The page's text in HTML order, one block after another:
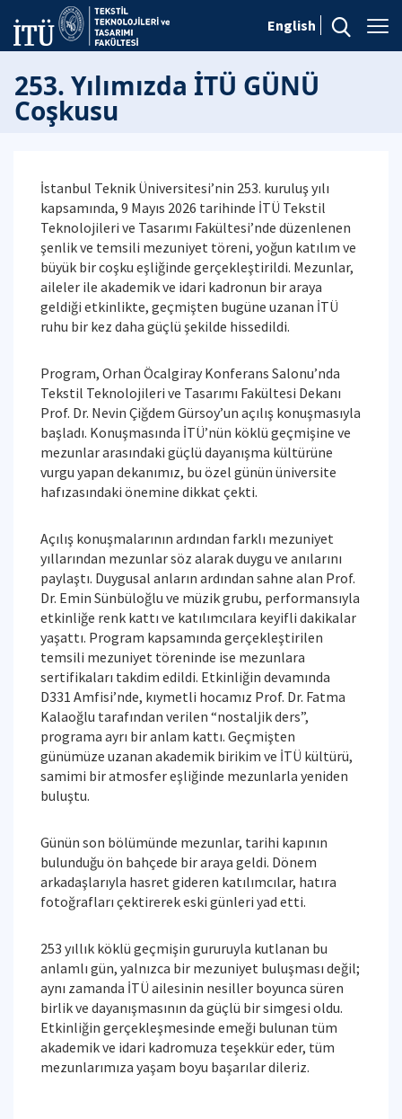
English
253. Yılımızda İTÜ GÜNÜ
Coşkusu
İstanbul Teknik Üniversitesi’nin 253. kuruluş yılı
kapsamında, 9 Mayıs 2026 tarihinde İTÜ Tekstil
Teknolojileri ve Tasarımı Fakültesi’nde düzenlenen
şenlik ve temsili mezuniyet töreni, yoğun katılım ve
büyük bir coşku eşliğinde gerçekleştirildi. Mezunlar,
aileler ile akademik ve idari kadronun bir araya
geldiği etkinlikte, geçmişten bugüne uzanan İTÜ
ruhu bir kez daha güçlü şekilde hissedildi.
Program, Orhan Öcalgiray Konferans Salonu’nda
Tekstil Teknolojileri ve Tasarımı Fakültesi Dekanı
Prof. Dr. Nevin Çiğdem Gürsoy’un açılış konuşmasıyla
başladı. Konuşmasında İTÜ’nün köklü geçmişine ve
mezunlar arasındaki güçlü dayanışma kültürüne
vurgu yapan dekanımız, bu özel günün üniversite
hafızasındaki önemine dikkat çekti.
Açılış konuşmalarının ardından farklı mezuniyet
yıllarından mezunlar söz alarak duygu ve anılarını
paylaştı. Duygusal anların ardından sahne alan Prof.
Dr. Emin Sünbüloğlu ve müzik grubu, performansıyla
etkinliğe renk kattı ve katılımcılara keyifli dakikalar
yaşattı. Program kapsamında gerçekleştirilen
temsili mezuniyet töreninde ise mezunlara
sertifikaları takdim edildi. Etkinliğin devamında
D331 Amfisi’nde, kıymetli hocamız Prof. Dr. Fatma
Kalaoğlu tarafından verilen “nostaljik ders”,
programa ayrı bir anlam kattı. Geçmişten
günümüze uzanan akademik birikim ve İTÜ kültürü,
samimi bir atmosfer eşliğinde mezunlarla yeniden
buluştu.
Günün son bölümünde mezunlar, tarihi kapının
bulunduğu ön bahçede bir araya geldi. Dönem
arkadaşlarıyla hasret gideren katılımcılar, hatıra
fotoğrafları çektirerek eski günleri yad etti.
253 yıllık köklü geçmişin gururuyla kutlanan bu
anlamlı gün, yalnızca bir mezuniyet buluşması değil;
aynı zamanda İTÜ ailesinin nesiller boyunca süren
birlik ve dayanışmasının da güçlü bir simgesi oldu.
Etkinliğin gerçekleşmesinde emeği bulunan tüm
akademik ve idari kadromuza teşekkür eder, tüm
mezunlarımıza yaşam boyu başarılar dileriz.